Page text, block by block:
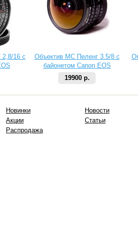
2,8/16 с
Объектив МС Пеленг 3.5/8 с
байонетом Canon EOS
19900 р.
Новинки
Акции
Распродажа
Новости
Статьи